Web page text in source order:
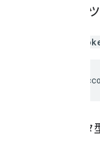
メソ
デー